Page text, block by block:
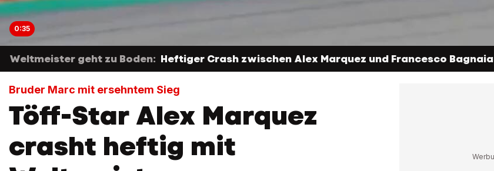
0:35
Weltmeister geht zu Boden: Heftiger Crash zwischen Alex Marquez und Francesco Bagnaia
Bruder Marc mit ersehntem Sieg
Töff-Star Alex Marquez
crasht heftig mit